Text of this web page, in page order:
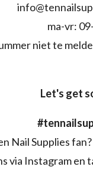
ma-vr:
niet te
Let's get
Nail Supplies
via Instagram en